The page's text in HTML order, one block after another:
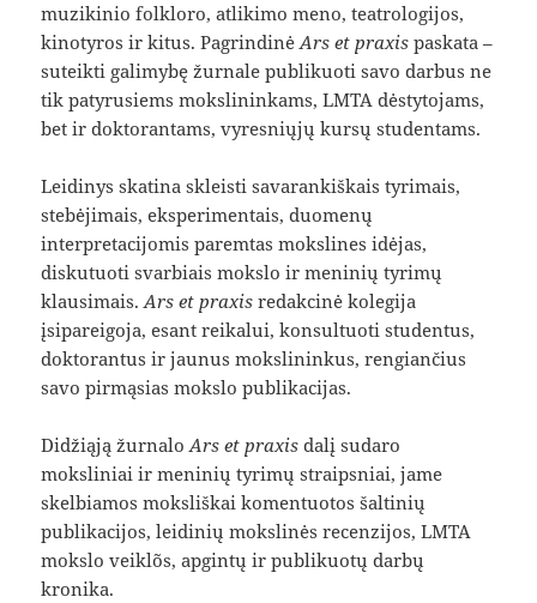
muzikinio folkloro, atlikimo meno, teatrologijos,
kinotyros ir kitus. PagrindinėArs et praxis paskata –
suteikti galimybę žurnale publikuoti savo darbus ne
tik patyrusiems mokslininkams, LMTA dėstytojams,
bet ir doktorantams, vyresniųjų kursų studentams.
Leidinys skatina skleisti savarankiškais tyrimais,
stebėjimais, eksperimentais, duomenų
interpretacijomis paremtas mokslines idėjas,
diskutuoti svarbiais mokslo ir meninių tyrimų
klausimais.Ars et praxis redakcinė kolegija
įsipareigoja, esant reikalui, konsultuoti studentus,
doktorantus ir jaunus mokslininkus, rengiančius
savo pirmąsias mokslo publikacijas.
Didžiąją žurnaloArs et praxis dalį sudaro
moksliniai ir meninių tyrimų straipsniai, jame
skelbiamos moksliškai komentuotos šaltinių
publikacijos, leidinių mokslinės recenzijos, LMTA
mokslo veiklõs, apgintų ir publikuotų darbų
kronika.